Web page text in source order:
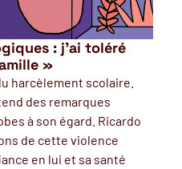
: j’ai toléré
»
harcèlement scolaire.
des remarques
à son égard. Ricardo
de cette violence
en lui et sa santé